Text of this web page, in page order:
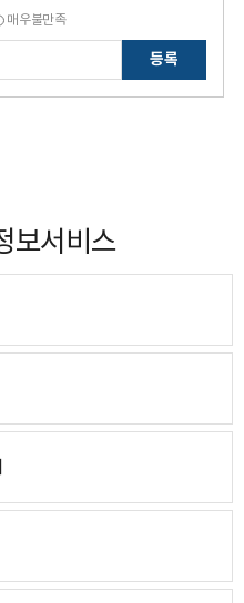
매우불만족
등록
보서비스